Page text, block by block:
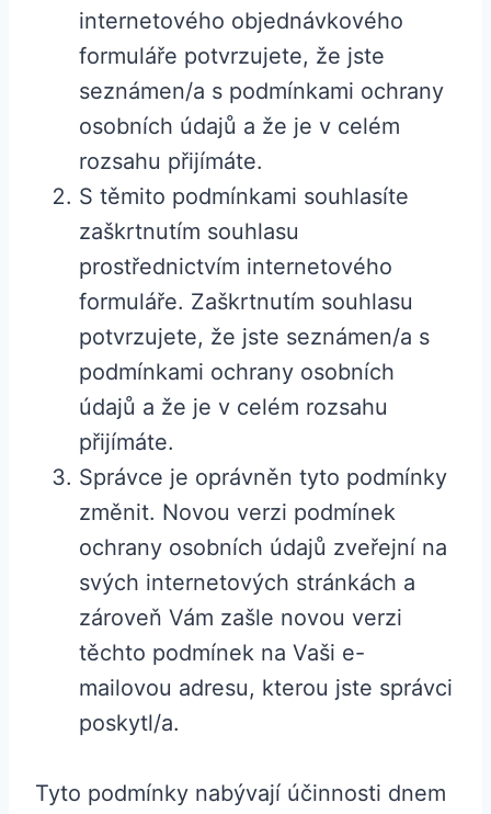
internetového objednávkového
formuláře potvrzujete, že jste
seznámen/a s podmínkami ochrany
osobních údajů a že je v celém
rozsahu přijímáte.
S těmito podmínkami souhlasíte
zaškrtnutím souhlasu
prostřednictvím internetového
formuláře. Zaškrtnutím souhlasu
potvrzujete, že jste seznámen/a s
podmínkami ochrany osobních
údajů a že je v celém rozsahu
přijímáte.
Správce je oprávněn tyto podmínky
změnit. Novou verzi podmínek
ochrany osobních údajů zveřejní na
svých internetových stránkách a
zároveň Vám zašle novou verzi
těchto podmínek na Vaši e-
mailovou adresu, kterou jste správci
poskytl/a.
Tyto podmínky nabývají účinnosti dnem